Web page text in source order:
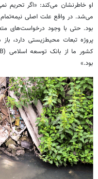
او خاطرنشان می‌کند: «اگر تحریم
می‌شد. در واقع علت اصلی
بود. حتی با وجود درخواست‌های
پروژه تبعات محیط‌زیستی دارد،
بود.»